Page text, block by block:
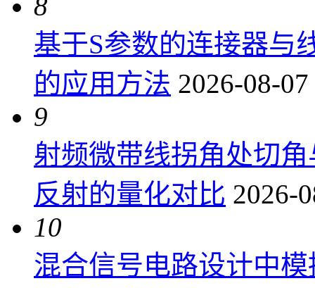
基于S参数的连接器与
的应用方法 2026-08-
9
射频微带线拐角处切
反射的量化对比 2026-
10
混合信号电路设计中